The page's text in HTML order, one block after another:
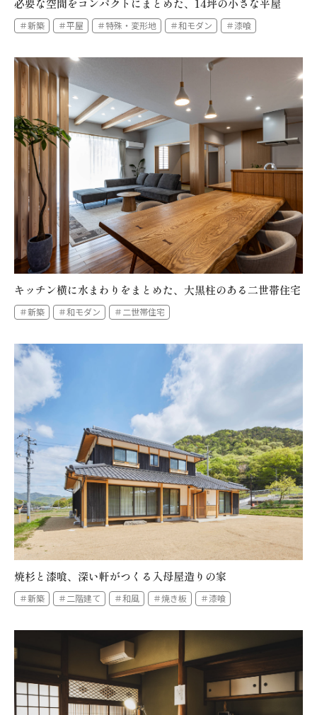
必要な空間をコンパクトにまとめた、14坪の小さな平屋
＃新築 ＃平屋 ＃特殊・変形地 ＃和モダン ＃漆喰
キッチン横に水まわりをまとめた、大黒柱のある二世帯住宅
＃新築 ＃和モダン ＃二世帯住宅
焼杉と漆喰、深い軒がつくる入母屋造りの家
＃新築 ＃二階建て ＃和風 ＃焼き板 ＃漆喰